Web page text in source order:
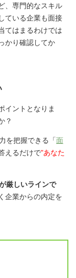
、専門的なスキル
ている企業も面接
てはまるわけでは
かり確認してか
イントとなりま
？
を把握できる「面
えるだけで"あなた
厳しいラインで
企業からの内定を